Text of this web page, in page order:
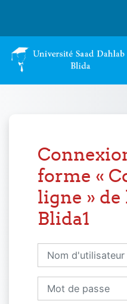
forme «
ligne »
Blida1
Nom d'utilisateur
Mot de passe